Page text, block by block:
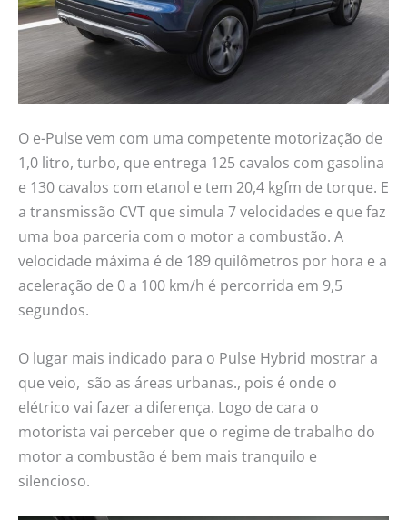
O e-Pulse vem com uma competente motorização de
1,0 litro, turbo, que entrega 125 cavalos com gasolina
e 130 cavalos com etanol e tem 20,4 kgfm de torque. E
a transmissão CVT que simula 7 velocidades e que faz
uma boa parceria com o motor a combustão. A
velocidade máxima é de 189 quilômetros por hora e a
aceleração de 0 a 100 km/h é percorrida em 9,5
segundos.
O lugar mais indicado para o Pulse Hybrid mostrar a
que veio, são as áreas urbanas., pois é onde o
elétrico vai fazer a diferença. Logo de cara o
motorista vai perceber que o regime de trabalho do
motor a combustão é bem mais tranquilo e
silencioso.